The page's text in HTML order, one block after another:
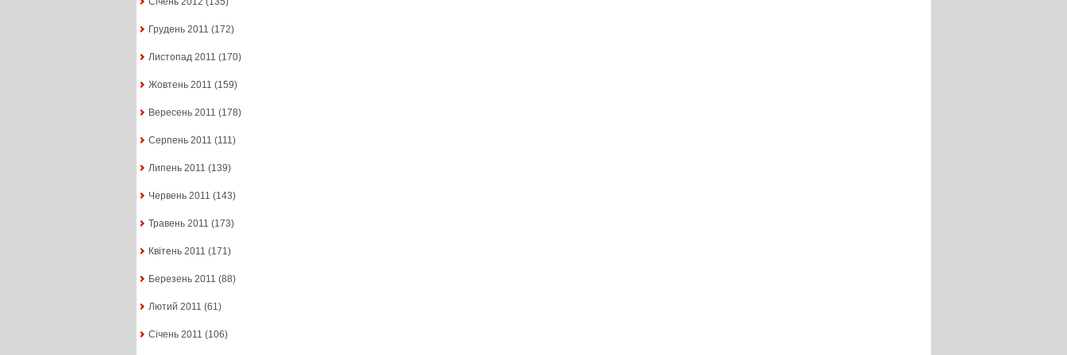
Грудень 2011 (172)
Листопад 2011 (170)
Жовтень 2011 (159)
Вересень 2011 (178)
Серпень 2011 (111)
Липень 2011 (139)
Червень 2011 (143)
Травень 2011 (173)
Квітень 2011 (171)
Березень 2011 (88)
Лютий 2011 (61)
Січень 2011 (106)